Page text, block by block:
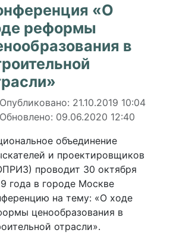
«О
реформы
в
о материале
Опубликовано: 21.10.2019 10:04
Обновлено: 09.06.2020 12:40
объединение
и проектировщиков
проводит 30 октября
года в городе Москве
на тему: «О ходе
ценообразования в
отрасли».